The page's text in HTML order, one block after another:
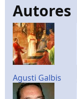
Autores
Agusti Galbis